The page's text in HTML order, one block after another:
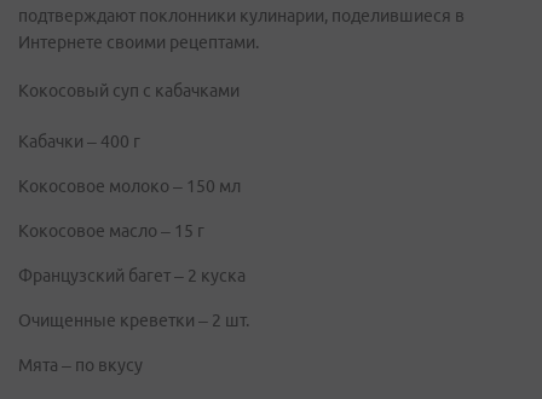
подтверждают поклонники кулинарии, поделившиеся в
Интернете своими рецептами.
Кокосовый суп с кабачками
Кабачки – 400 г
Кокосовое молоко – 150 мл
Кокосовое масло – 15 г
Французский багет – 2 куска
Очищенные креветки – 2 шт.
Мята – по вкусу